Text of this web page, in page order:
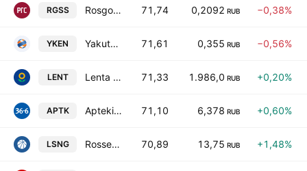
RGSS Rosgosstrakh 71,74 0,2092 RUB −0,38%
YKEN YakutskEnergo 71,61 0,355 RUB −0,56%
LENT Lenta IPJSC ORD SHS 71,33 1.986,0 RUB +0,20%
APTK Apteki 36,6 71,10 6,378 RUB +0,60%
LSNG Rosseti LenEnrg 70,89 13,75 RUB +1,48%